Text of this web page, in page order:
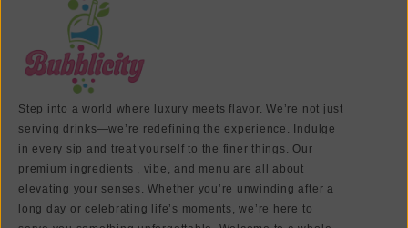
Step into a world where luxury meets flavor. We’re not just
serving drinks—we’re redefining the experience. Indulge
in every sip and treat yourself to the finer things. Our
premium ingredients , vibe, and menu are all about
elevating your senses. Whether you’re unwinding after a
long day or celebrating life’s moments, we’re here to